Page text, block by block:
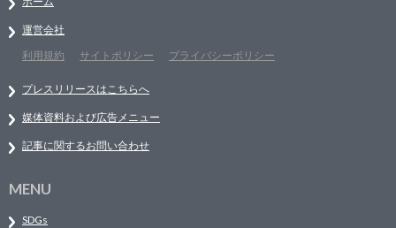
運営会社
利用規約
サイトポリシー プライバシーポリシー
プレスリリースはこちらへ
媒体資料および広告メニュー
記事に関するお問い合わせ
MENU
SDGs